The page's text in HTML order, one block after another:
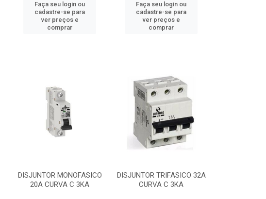
Faça seu login ou
cadastre-se para
ver preços e
comprar
Faça seu login ou
cadastre-se para
ver preços e
comprar
DISJUNTOR MONOFASICO
20A CURVA C 3KA
DISJUNTOR TRIFASICO 32A
CURVA C 3KA